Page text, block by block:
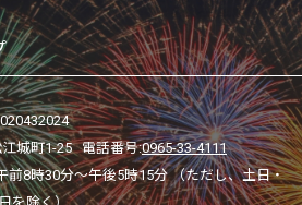
城町1-25 電話番号:0965-33-4111
前8時30分～午後5時15分 （ただし、土日・